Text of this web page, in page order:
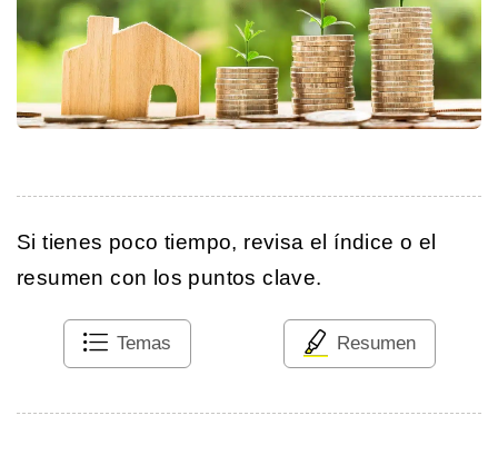
Si tienes poco tiempo, revisa el índice o el
resumen con los puntos clave.
Temas Resumen